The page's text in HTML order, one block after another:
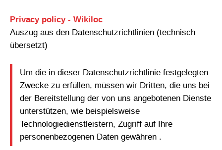
Privacy policy - Wikiloc
Auszug aus den Datenschutzrichtlinien (technisch
übersetzt)
Um die in dieser Datenschutzrichtlinie festgelegten
Zwecke zu erfüllen, müssen wir Dritten, die uns bei
der Bereitstellung der von uns angebotenen Dienste
unterstützen, wie beispielsweise
Technologiedienstleistern, Zugriff auf Ihre
personenbezogenen Daten gewähren .